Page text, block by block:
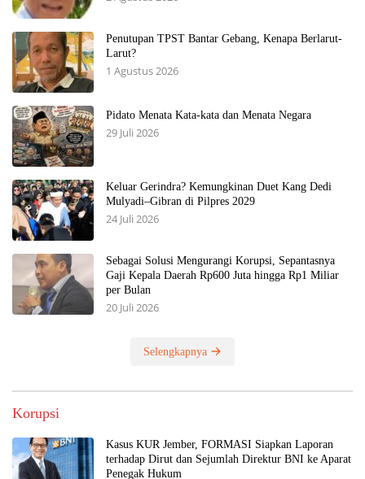
Penutupan TPST Bantar Gebang, Kenapa Berlarut-
Larut?
1 Agustus 2026
Pidato Menata Kata-kata dan Menata Negara
29 Juli 2026
Keluar Gerindra? Kemungkinan Duet Kang Dedi
Mulyadi–Gibran di Pilpres 2029
24 Juli 2026
Sebagai Solusi Mengurangi Korupsi, Sepantasnya
Gaji Kepala Daerah Rp600 Juta hingga Rp1 Miliar
per Bulan
20 Juli 2026
Selengkapnya
Korupsi
Kasus KUR Jember, FORMASI Siapkan Laporan
terhadap Dirut dan Sejumlah Direktur BNI ke Aparat
Penegak Hukum